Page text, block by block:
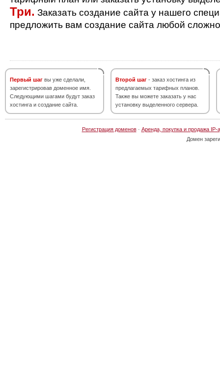
Три. Заказать создание сайта у нашего
предложить вам создание сайта любой
Первый шаг вы уже сделали,
зарегистрировав доменное имя.
Следующими шагами будут заказ
хостинга и создание сайта.
Второй шаг - заказ хостинга из
предлагаемых тарифных планов.
Также вы можете заказать у нас
установку выделенного сервера.
Регистрация доменов· Аренда, покупка и продажа IP-
Домен